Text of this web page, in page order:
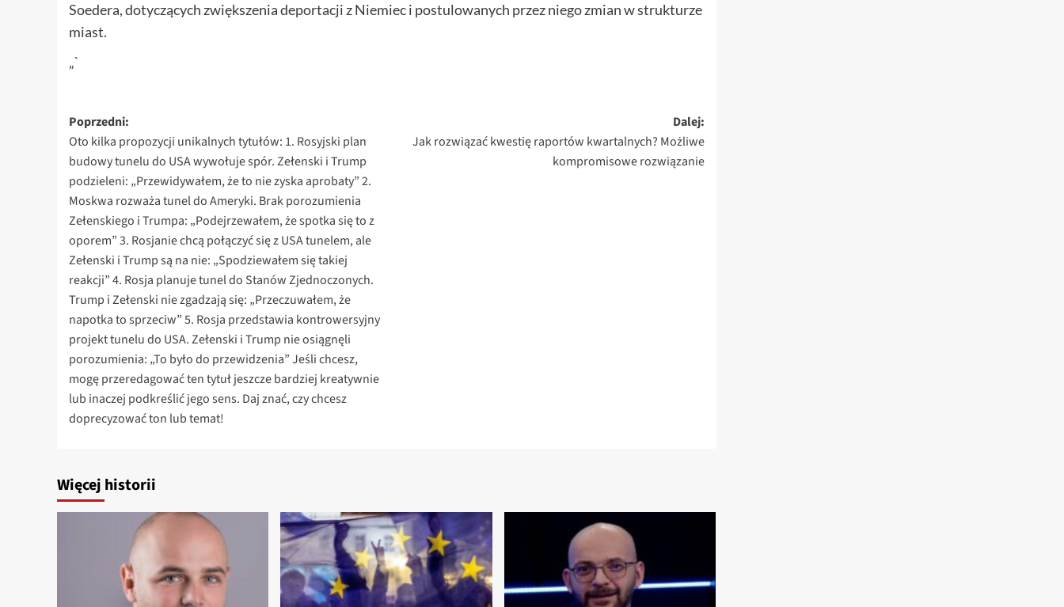
Soedera, dotyczących zwiększenia deportacji z Niemiec i postulowanych przez niego zmian w strukturze
miast.
„`
Zobacz
wpisy
Poprzedni:
Oto kilka propozycji unikalnych tytułów: 1. Rosyjski plan
budowy tunelu do USA wywołuje spór. Zełenski i Trump
podzieleni: „Przewidywałem, że to nie zyska aprobaty” 2.
Moskwa rozważa tunel do Ameryki. Brak porozumienia
Zełenskiego i Trumpa: „Podejrzewałem, że spotka się to z
oporem” 3. Rosjanie chcą połączyć się z USA tunelem, ale
Zełenski i Trump są na nie: „Spodziewałem się takiej
reakcji” 4. Rosja planuje tunel do Stanów Zjednoczonych.
Trump i Zełenski nie zgadzają się: „Przeczuwałem, że
napotka to sprzeciw” 5. Rosja przedstawia kontrowersyjny
projekt tunelu do USA. Zełenski i Trump nie osiągnęli
porozumienia: „To było do przewidzenia” Jeśli chcesz,
mogę przeredagować ten tytuł jeszcze bardziej kreatywnie
lub inaczej podkreślić jego sens. Daj znać, czy chcesz
doprecyzować ton lub temat!
Dalej:
Jak rozwiązać kwestię raportów kwartalnych? Możliwe
kompromisowe rozwiązanie
Więcej historii